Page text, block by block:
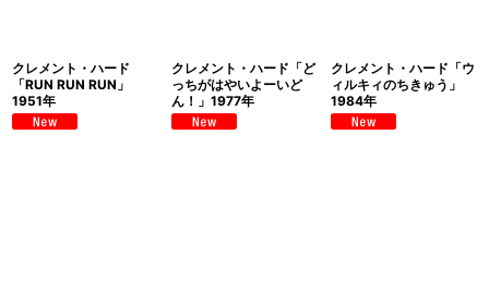
クレメント・ハード
「RUN RUN RUN」
1951年
クレメント・ハード「ど
っちがはやいよーいど
ん！」1977年
クレメント・ハード「ウ
ィルキィのちきゅう」
1984年